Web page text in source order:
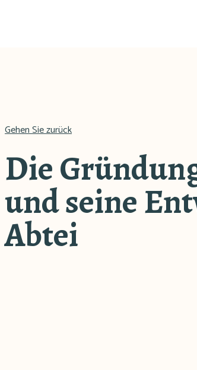
Gehen Sie zurück
Die
und seine
Abtei